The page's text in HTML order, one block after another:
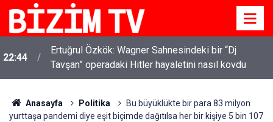
22:44
Ertuğrul Özkök: Wagner Sahnesindeki bir “Dj
Tavşan” operadaki Hitler hayaletini nasıl kovdu
Anasayfa Politika
Bu büyüklükte bir para 83 milyon
yurttaşa pandemi diye eşit biçimde dağıtılsa her bir kişiye 5 bin 107